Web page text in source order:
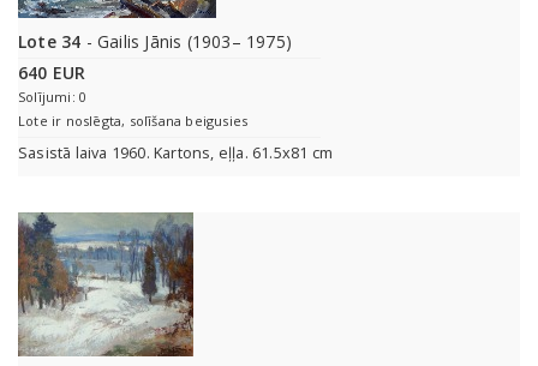
Lote 34 - Gailis Jānis (1903– 1975)
640 EUR
Solījumi: 0
Lote ir noslēgta, solīšana beigusies
Sasistā laiva 1960. Kartons, eļļa. 61.5x81 cm